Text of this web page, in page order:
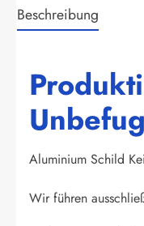
Beschreibung
Aluminium Schild
Wir führen